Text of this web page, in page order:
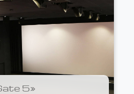
5»